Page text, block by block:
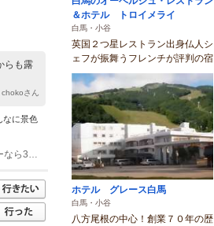
らも露
さん
なに景色
(1)中央道安曇野ICより、車で60分 JR大糸線白馬駅より、徒歩20分・タクシーなら3分 東京： 車以外／長野新幹線にて長野駅下車、東口よりバスにて白馬駅へ60分 車／上信越自動車道～長野IC～長野ICから長野オリンピック道路を白馬方面へ60分 名古屋： 車以外／特急しなのにて松本から大糸線で90分白馬駅下車 車／中央道岡谷JCTを長野自動車道へ～安曇野IC～R147、アルプスパノラマロード、R148を白馬方面へ60分
＆ホテル トロイメライ
白馬・小谷
英国２つ星レストラン出身仏人シ
ェフが振舞うフレンチが評判の宿
ホテル グレース白馬
白馬・小谷
八方尾根の中心！創業７０年の歴